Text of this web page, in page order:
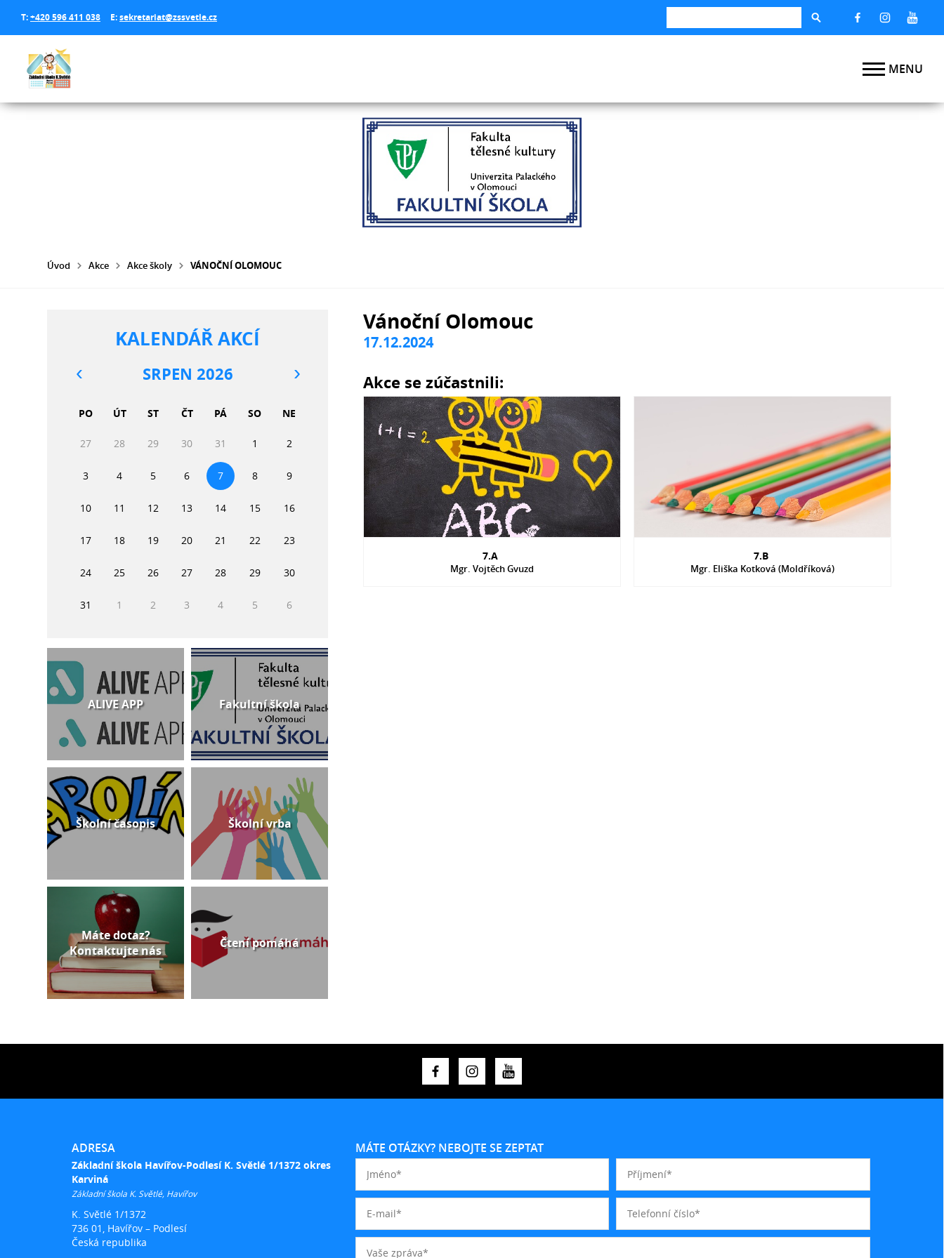
T:+420 596 411 038 E:sekretariat@zssvetle.cz
Úvod Akce Akce školy VÁNOČNÍ OLOMOUC
Vánoční Olomouc
17.12.2024
Akce se zúčastnili:
7.A
Mgr. Vojtěch Gvuzd
7.B
Mgr. Eliška Kotková (Moldříková)
KALENDÁŘ AKCÍ
SRPEN 2026
PO ÚT ST ČT PÁ SO NE
27 28 29 30 31 1 2
3 4 5 6 7 8 9
10 11 12 13 14 15 16
17 18 19 20 21 22 23
24 25 26 27 28 29 30
31 1 2 3 4 5 6
ALIVE APP Fakultní škola
Školní časopis Školní vrba
Máte dotaz?
Kontaktujte nás
Čtení pomáhá
ADRESA
Základní škola Havířov-Podlesí K. Světlé 1/1372 okres
Karviná
Základní škola K. Světlé, Havířov
K. Světlé 1/1372
736 01, Havířov – Podlesí
Česká republika
MÁTE OTÁZKY? NEBOJTE SE ZEPTAT